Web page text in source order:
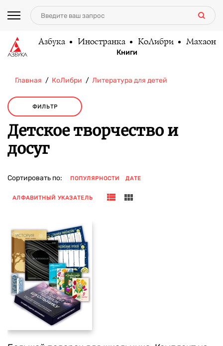
Азбука Иностранка КоЛибри Махаон
Книги
Главная КоЛибри Литература для детей
ФИЛЬТР
Детское творчество и
досуг
Сортировать по: ПОПУЛЯРНОСТИ ДАТЕ
АЛФАВИТНЫЙ УКАЗАТЕЛЬ